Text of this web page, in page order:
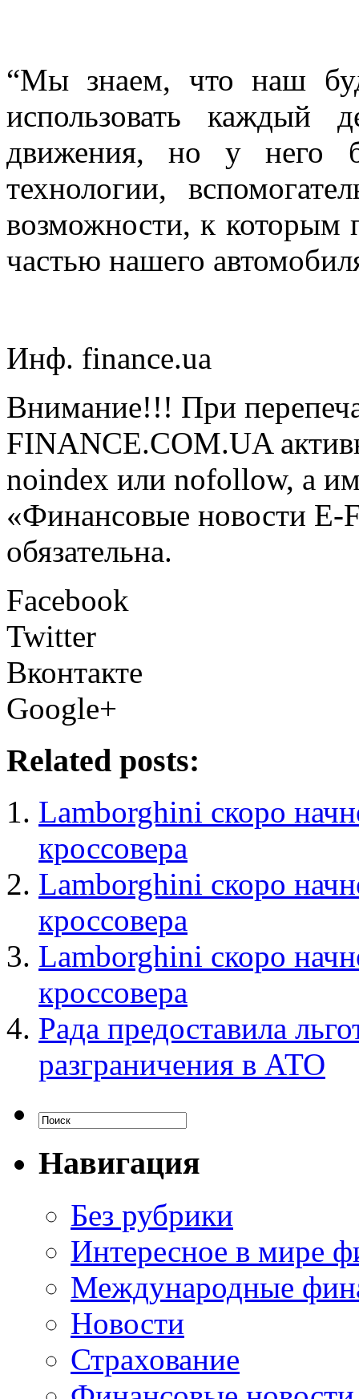
“Мы знаем, что наш
использовать каждый
движения, но у него
технологии,
возможности, к которым
частью нашего
Инф. finance.ua
Внимание!!! При
FINANCE.COM.UA
noindex или nofollow, а
«Финансовые новости
обязательна.
Facebook
Twitter
Вконтакте
Google+
Related posts:
Lamborghini скоро
кроссовера
Lamborghini скоро
кроссовера
Lamborghini скоро
кроссовера
Рада предоставила
разграничения в АТО
Навигация
Без рубрики
Интересное в мире
Международные
Новости
Страхование